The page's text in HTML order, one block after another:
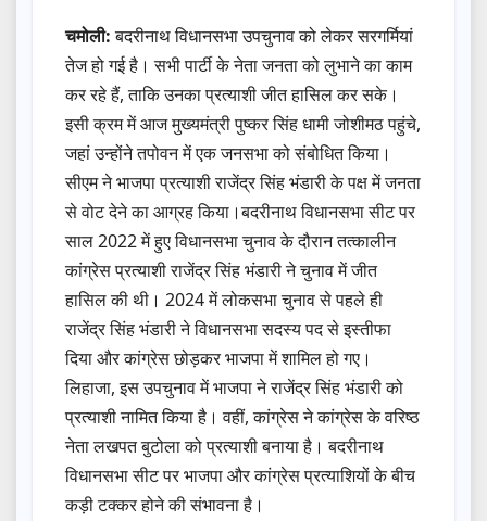
चमोली:बदरीनाथ विधानसभा उपचुनाव को लेकर सरगर्मियां
तेज हो गई है। सभी पार्टी के नेता जनता को लुभाने का काम
कर रहे हैं, ताकि उनका प्रत्याशी जीत हासिल कर सके।
इसी क्रम में आज मुख्यमंत्री पुष्कर सिंह धामी जोशीमठ पहुंचे,
जहां उन्होंने तपोवन में एक जनसभा को संबोधित किया।
सीएम ने भाजपा प्रत्याशी राजेंद्र सिंह भंडारी के पक्ष में जनता
से वोट देने का आग्रह किया।बदरीनाथ विधानसभा सीट पर
साल 2022 में हुए विधानसभा चुनाव के दौरान तत्कालीन
कांग्रेस प्रत्याशी राजेंद्र सिंह भंडारी ने चुनाव में जीत
हासिल की थी। 2024 में लोकसभा चुनाव से पहले ही
राजेंद्र सिंह भंडारी ने विधानसभा सदस्य पद से इस्तीफा
दिया और कांग्रेस छोड़कर भाजपा में शामिल हो गए।
लिहाजा, इस उपचुनाव में भाजपा ने राजेंद्र सिंह भंडारी को
प्रत्याशी नामित किया है। वहीं, कांग्रेस ने कांग्रेस के वरिष्ठ
नेता लखपत बुटोला को प्रत्याशी बनाया है। बदरीनाथ
विधानसभा सीट पर भाजपा और कांग्रेस प्रत्याशियों के बीच
कड़ी टक्कर होने की संभावना है।